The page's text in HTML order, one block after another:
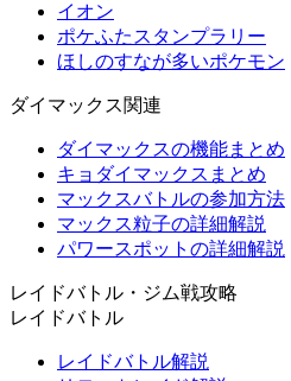
イオン
ポケふたスタンプラリー
ほしのすなが多いポケモン
ダイマックス関連
ダイマックスの機能まとめ
キョダイマックスまとめ
マックスバトルの参加方法
マックス粒子の詳細解説
パワースポットの詳細解説
レイドバトル・ジム戦攻略
レイドバトル
レイドバトル解説